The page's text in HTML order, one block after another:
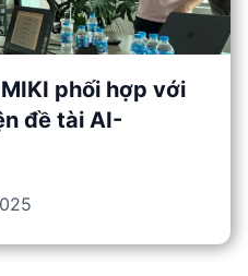
phối hợp với
đề tài AI-